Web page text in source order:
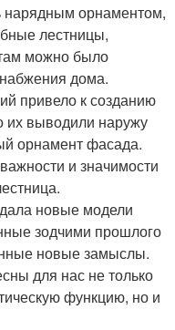
орнаментом,
лестницы,
можно было
дома.
привело к созданию
их выводили наружу
орнамент фасада.
и значимости
новые модели
зодчими прошлого
новые замыслы.
для нас не только
функцию, но и